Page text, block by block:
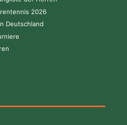
2026
Deutschland